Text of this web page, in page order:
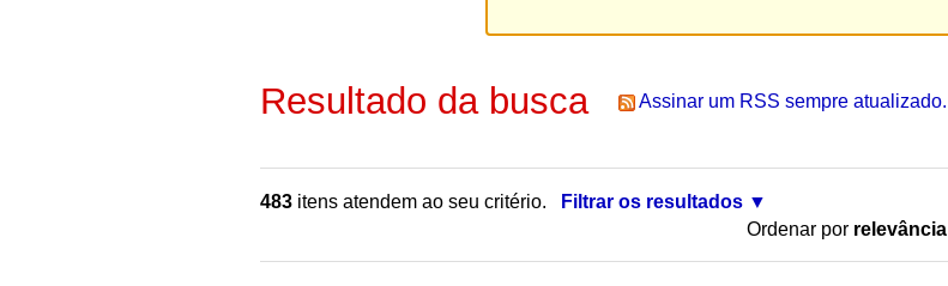
Resultado da busca Assinar um RSS sempre atualizado.
483 itens atendem ao seu critério.
Filtrar os resultados
Ordenar por relevância